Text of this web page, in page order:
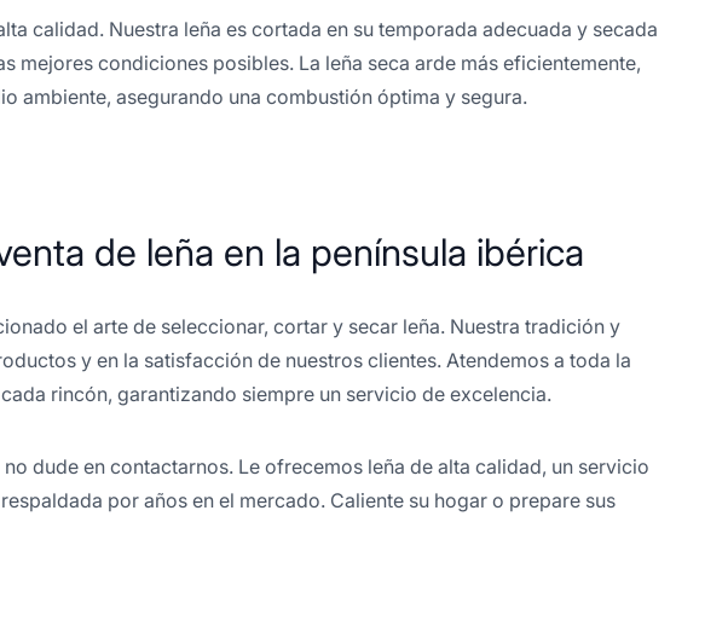
calidad. Nuestra leña es cortada en su temporada adecuada y secada
mejores condiciones posibles. La leña seca arde más eficientemente,
ambiente, asegurando una combustión óptima y segura.
de leña en la península ibérica
el arte de seleccionar, cortar y secar leña. Nuestra tradición y
y en la satisfacción de nuestros clientes. Atendemos a toda la
rincón, garantizando siempre un servicio de excelencia.
dude en contactarnos. Le ofrecemos leña de alta calidad, un servicio
por años en el mercado. Caliente su hogar o prepare sus